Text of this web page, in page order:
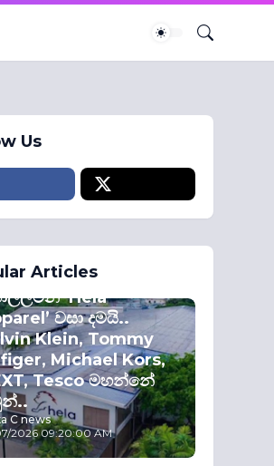
Us
Articles
කොටස්
‘Hela
වසා දමයි..
Klein, Tommy
Michael Kors,
Tesco මහන්නේ
C news
2026 09:20:00 AM